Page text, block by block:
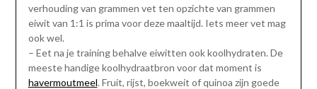
verhouding van grammen vet ten opzichte van grammen
eiwit van 1:1 is prima voor deze maaltijd. Iets meer vet mag
ook wel.
– Eet na je training behalve eiwitten ook koolhydraten. De
meeste handige koolhydraatbron voor dat moment is
havermoutmeel. Fruit, rijst, boekweit of quinoa zijn goede